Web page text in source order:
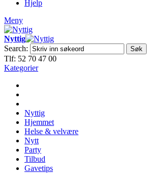
Hjelp
Meny
Nyttig
Search:
Søk
Tlf: 52 70 47 00
Kategorier
Nyttig
Hjemmet
Helse & velvære
Nytt
Party
Tilbud
Gavetips